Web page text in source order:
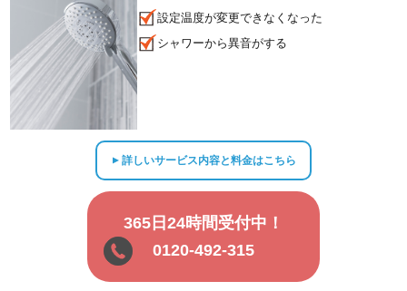
設定温度が変更できなくなった
シャワーから異音がする
▲詳しいサービス内容と料金はこちら
365日24時間受付中！
0120-492-315